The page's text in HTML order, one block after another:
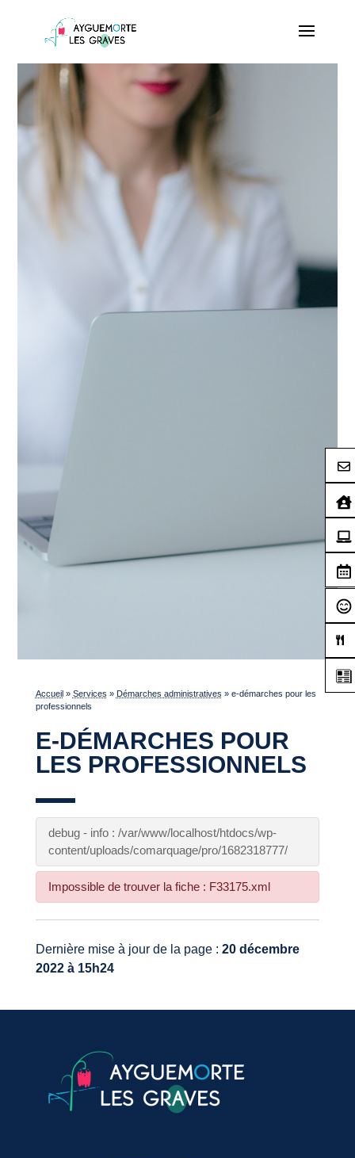
Accueil » Services » Démarches administratives » e-démarches pour les
professionnels
E-DÉMARCHES POUR
LES PROFESSIONNELS
debug - info : /var/www/localhost/htdocs/wp-
content/uploads/comarquage/pro/1682318777/
Impossible de trouver la fiche : F33175.xml
Dernière mise à jour de la page : 20 décembre
2022 à 15h24